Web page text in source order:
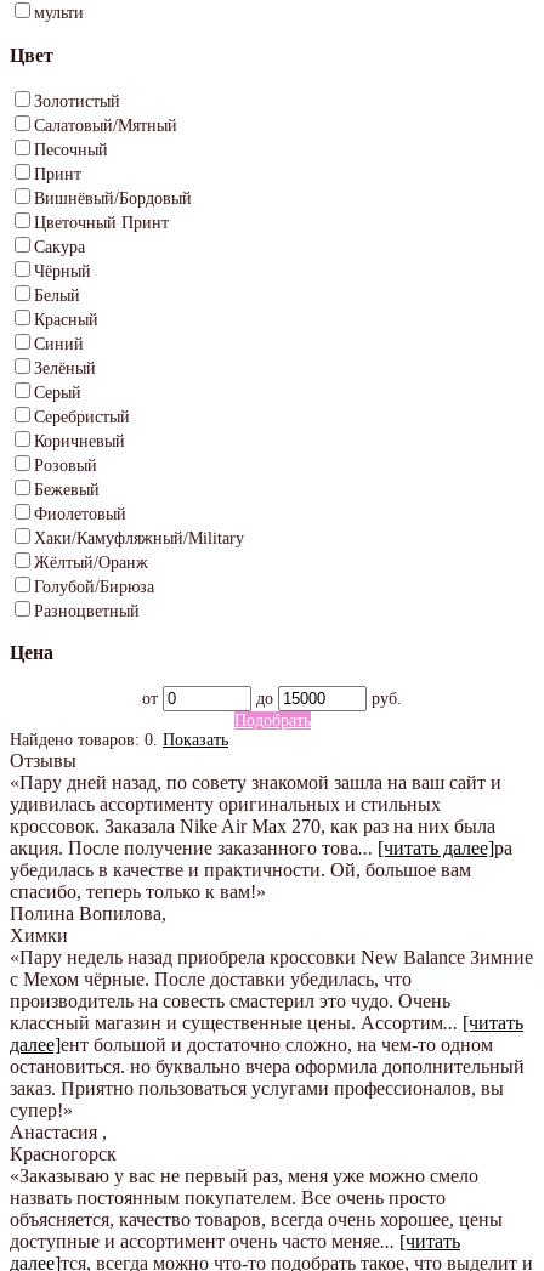
мульти
Цвет
Золотистый
Салатовый/Мятный
Песочный
Принт
Вишнёвый/Бордовый
Цветочный Принт
Сакура
Чёрный
Белый
Красный
Синий
Зелёный
Серый
Серебристый
Коричневый
Розовый
Бежевый
Фиолетовый
Хаки/Камуфляжный/Military
Жёлтый/Оранж
Голубой/Бирюза
Разноцветный
Цена
от до
руб.
Подобрать
Найдено товаров: 0 Показать
Отзывы
«Пару дней назад, по совету знакомой зашла на ваш сайт и
удивилась ассортименту оригинальных и стильных
кроссовок. Заказала Nike Air Max 270, как раз на них была
акция. После получение заказанного това... [читать далее]ра
убедилась в качестве и практичности. Ой, большое вам
спасибо, теперь только к вам!»
Полина Вопилова,
Химки
«Пару недель назад приобрела кроссовки New Balance Зимние
с Мехом чёрные. После доставки убедилась, что
производитель на совесть смастерил это чудо. Очень
классный магазин и существенные цены. Ассортим... [читать
далее]ент большой и достаточно сложно, на чем-то одном
остановиться. но буквально вчера оформила дополнительный
заказ. Приятно пользоваться услугами профессионалов, вы
супер!»
Анастасия ,
Красногорск
«Заказываю у вас не первый раз, меня уже можно смело
назвать постоянным покупателем. Все очень просто
объясняется, качество товаров, всегда очень хорошее, цены
доступные и ассортимент очень часто меняе... [читать
далее]тся, всегда можно что-то подобрать такое, что выделит и